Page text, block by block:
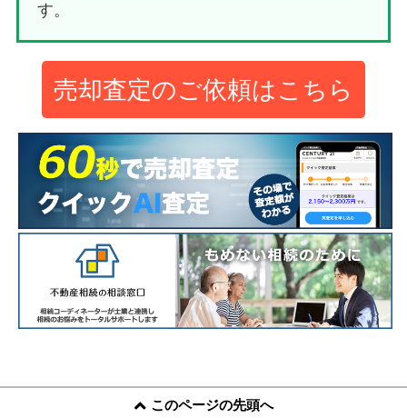
す。
売却査定のご依頼はこちら
このページの先頭へ